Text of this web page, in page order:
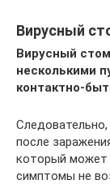
Вирусный
Вирусный
несколькими
контактно-
после
который может
симптомы не